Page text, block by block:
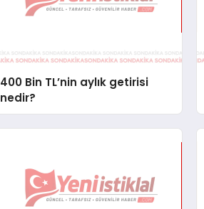
400 Bin TL’nin aylık getirisi
nedir?